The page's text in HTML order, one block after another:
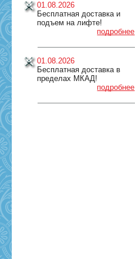
01.08.2026
Бесплатная доставка и
подъем на лифте!
подробнее
01.08.2026
Бесплатная доставка в
пределах МКАД!
подробнее